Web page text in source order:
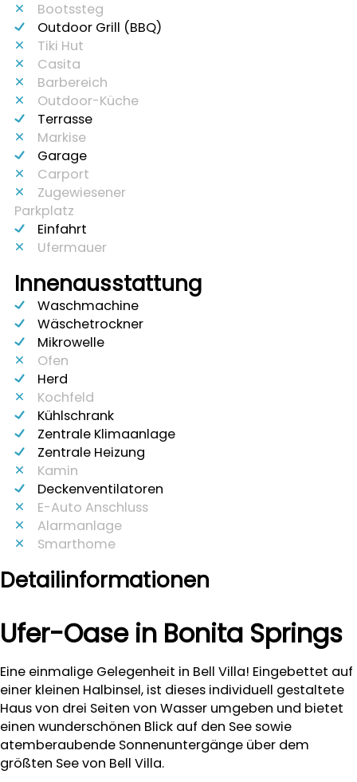
Bootssteg
Outdoor Grill (BBQ)
Tiki Hut
Casita
Barbereich
Outdoor-Küche
Terrasse
Markise
Garage
Carport
Zugewiesener
Parkplatz
Einfahrt
Ufermauer
Innenausstattung
Waschmachine
Wäschetrockner
Mikrowelle
Ofen
Herd
Kochfeld
Kühlschrank
Zentrale Klimaanlage
Zentrale Heizung
Kamin
Deckenventilatoren
E-Auto Anschluss
Alarmanlage
Smarthome
Detailinformationen
Ufer-Oase in Bonita Springs
Eine einmalige Gelegenheit in Bell Villa! Eingebettet auf
einer kleinen Halbinsel, ist dieses individuell gestaltete
Haus von drei Seiten von Wasser umgeben und bietet
einen wunderschönen Blick auf den See sowie
atemberaubende Sonnenuntergänge über dem
größten See von Bell Villa.